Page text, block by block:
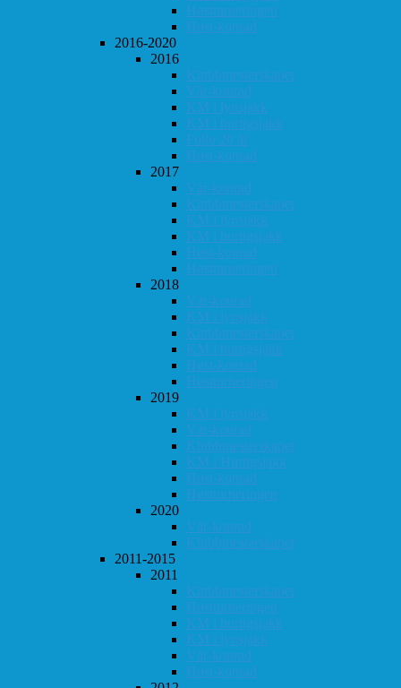
Høstturneringen
Høst-konrad
2016-2020
2016
Klubbmesterskapet
Vår-konrad
KM i lynsjakk
KM i hurtigsjakk
Follo 20 år
Høst-konrad
2017
Vår-konrad
Klubbmesterskapet
KM i lynsjakk
KM i hurtigsjakk
Høst-konrad
Høstturneringen
2018
Vår-konrad
KM i lynsjakk
Klubbmesterskapet
KM i hurtigsjakk
Høst-konrad
Høstturneringen
2019
KM i lynsjakk
Vår-konrad
Klubbmesterskapet
KM i Hurtigsjakk
Høst-konrad
Høstturneringen
2020
Vår-konrad
Klubbmesterskapet
2011-2015
2011
Klubbmesterskapet
Høstturneringen
KM i hurtigsjakk
KM i lynsjakk
Vår-konrad
Høst-konrad